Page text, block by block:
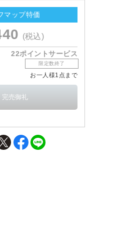
マップ特価
(税込)
22ポイントサービス
限定数終了
お一人様1点まで